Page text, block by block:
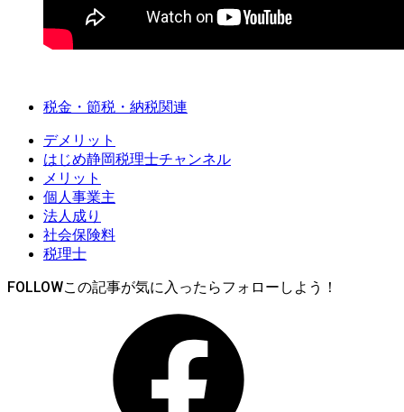
税金・節税・納税関連
デメリット
はじめ静岡税理士チャンネル
メリット
個人事業主
法人成り
社会保険料
税理士
FOLLOW